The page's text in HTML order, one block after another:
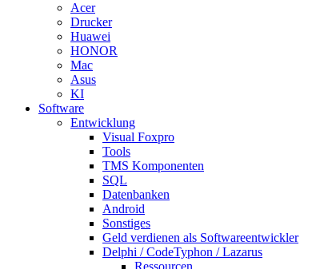
Acer
Drucker
Huawei
HONOR
Mac
Asus
KI
Software
Entwicklung
Visual Foxpro
Tools
TMS Komponenten
SQL
Datenbanken
Android
Sonstiges
Geld verdienen als Softwareentwickler
Delphi / CodeTyphon / Lazarus
Ressourcen